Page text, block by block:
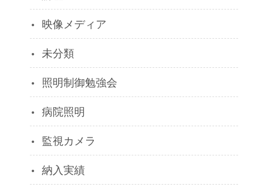
映像メディア
未分類
照明制御勉強会
病院照明
監視カメラ
納入実績